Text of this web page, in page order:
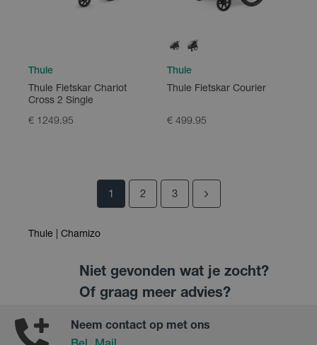
Thule
Thule Fietskar Chariot
Cross 2 Single
€ 1249.95
Thule
Thule Fietskar Courier
€ 499.95
1 2 3
Thule | Chamizo
Niet gevonden wat je zocht?
Of graag meer advies?
Neem contact op met ons